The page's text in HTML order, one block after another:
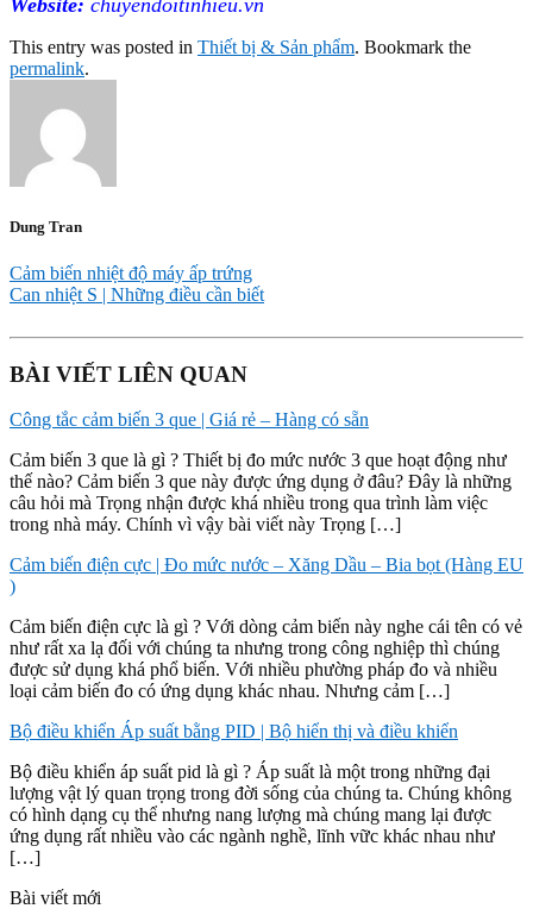
This entry was posted in Thiết bị & Sản phẩm. Bookmark the
permalink.
Dung Tran
Cảm biến nhiệt độ máy ấp trứng
Can nhiệt S | Những điều cần biết
BÀI VIẾT LIÊN QUAN
Công tắc cảm biến 3 que | Giá rẻ – Hàng có sẵn
Cảm biến 3 que là gì ? Thiết bị đo mức nước 3 que hoạt động như
thế nào? Cảm biến 3 que này được ứng dụng ở đâu? Đây là những
câu hỏi mà Trọng nhận được khá nhiều trong qua trình làm việc
trong nhà máy. Chính vì vậy bài viết này Trọng […]
Cảm biến điện cực | Đo mức nước – Xăng Dầu – Bia bọt (Hàng EU
)
Cảm biến điện cực là gì ? Với dòng cảm biến này nghe cái tên có vẻ
như rất xa lạ đối với chúng ta nhưng trong công nghiệp thì chúng
được sử dụng khá phổ biến. Với nhiều phường pháp đo và nhiều
loại cảm biến đo có ứng dụng khác nhau. Nhưng cảm […]
Bộ điều khiển Áp suất bằng PID | Bộ hiển thị và điều khiển
Bộ điều khiển áp suất pid là gì ? Áp suất là một trong những đại
lượng vật lý quan trọng trong đời sống của chúng ta. Chúng không
có hình dạng cụ thể nhưng nang lượng mà chúng mang lại được
ứng dụng rất nhiều vào các ngành nghề, lĩnh vữc khác nhau như
[…]
Bài viết mới